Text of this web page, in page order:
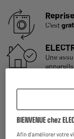
C'est
Une
plus
Notre
BIENVENUE chez
Afin d'améliorer votre